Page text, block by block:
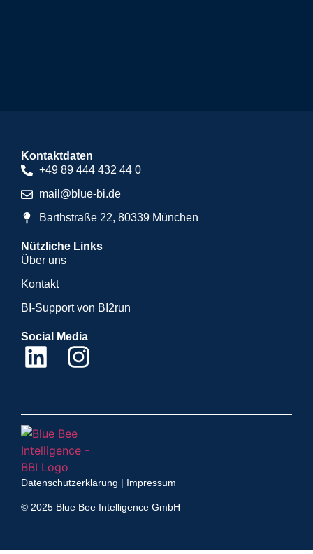
Kontaktdaten
+49 89 444 432 44 0
mail@blue-bi.de
Barthstraße 22, 80339 München
Nützliche Links
Über uns
Kontakt
BI-Support von BI2run
Social Media
Datenschutzerklärung | Impressum
© 2025 Blue Bee Intelligence GmbH